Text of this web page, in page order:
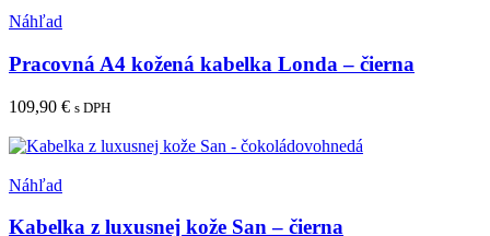
Náhľad
Pracovná A4 kožená kabelka Londa – čierna
109,90 € s DPH
Náhľad
Kabelka z luxusnej kože San – čierna